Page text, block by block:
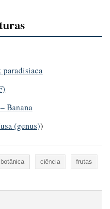
paradisiaca
Banana
(genus))
botânica ciência frutas